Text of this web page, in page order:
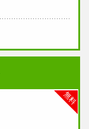
無料